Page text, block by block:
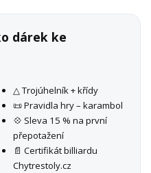
dárek ke
△ Trojúhelník + křídy
📜 Pravidla hry – karambol
💠 Sleva 15 % na první
přepotažení
📄 Certifikát billiardu
Chytrestoly.cz